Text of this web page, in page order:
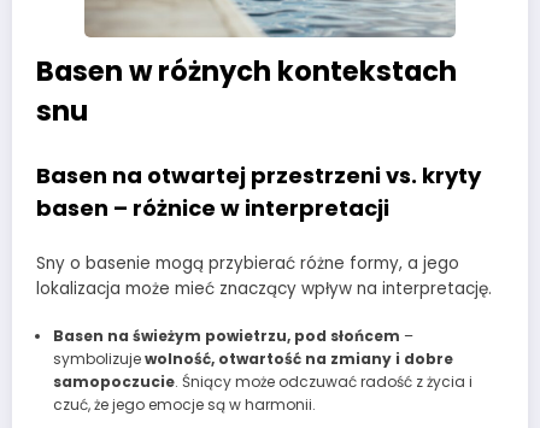
Basen w różnych kontekstach
snu
Basen na otwartej przestrzeni vs. kryty
basen – różnice w interpretacji
Sny o basenie mogą przybierać różne formy, a jego
lokalizacja może mieć znaczący wpływ na interpretację.
Basen na świeżym powietrzu, pod słońcem –
symbolizujewolność, otwartość na zmiany i dobre
samopoczucie. Śniący może odczuwać radość z życia i
czuć, że jego emocje są w harmonii.